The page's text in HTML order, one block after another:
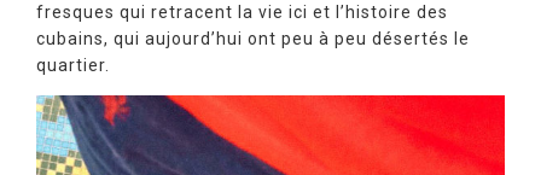
fresques qui retracent la vie ici et l’histoire des
cubains, qui aujourd’hui ont peu à peu désertés le
quartier.